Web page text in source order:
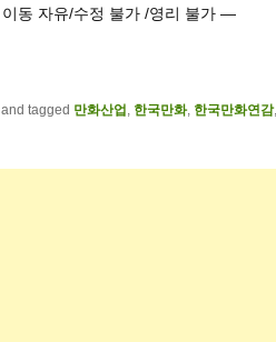
. 이동 자유/수정 불가 /영리 불가 —
and tagged 만화산업 한국만화, 한국만화연감,